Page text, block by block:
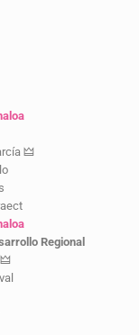
🜲
Regional
🜲